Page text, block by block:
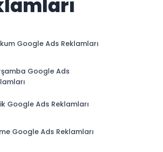
Google Ads Reklamları
Google Ads
Google Ads Reklamları
Google Ads Reklamları